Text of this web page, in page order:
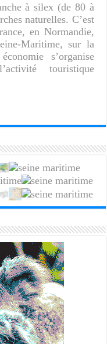
à silex (de 80 à
naturelles. C’est
en Normandie,
Maritime, sur la
s’organise
touristique